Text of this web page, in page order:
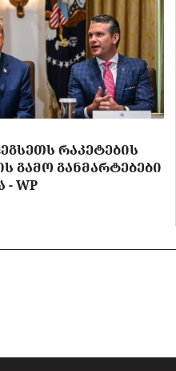
ᲠᲐᲙᲔᲢᲔᲑᲘᲡ
ᲒᲐᲛᲝ ᲒᲐᲜᲛᲐᲠᲢᲔᲑᲔᲑᲘ
WP